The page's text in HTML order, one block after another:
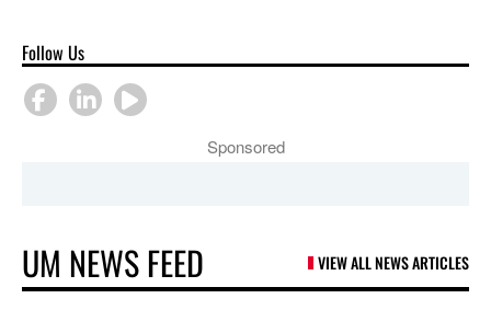
Follow Us
Sponsored
UM NEWS FEED VIEW ALL NEWS ARTICLES